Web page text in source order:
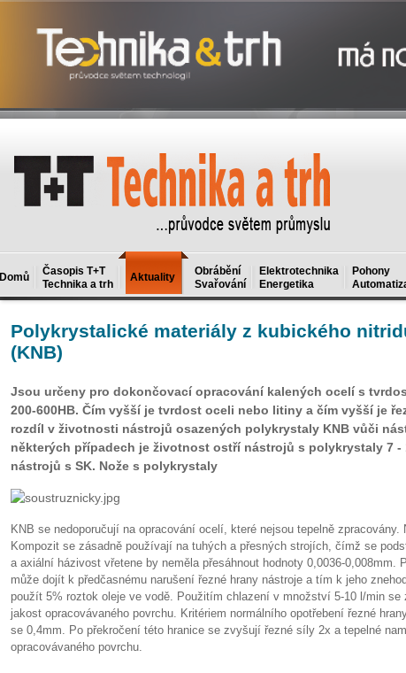
Domů
Časopis T+T
Technika a trh
Aktuality
Obrábění
Svařování
Elektrotechnika
Energetika
Pohony
Polykrystalické materiály z kubického
(KNB)
Jsou určeny pro dokončovací opracování kalených ocelí s
200-600HB. Čím vyšší je tvrdost oceli nebo litiny a čím vyšší je
rozdíl v životnosti nástrojů osazených polykrystaly KNB vůči
některých případech je životnost ostří nástrojů s polykrystaly 7
nástrojů s SK. Nože s polykrystaly
KNB se nedoporučují na opracování ocelí, které nejsou tepelně
Kompozit se zásadně používají na tuhých a přesných strojích, čímž se
a axiální házivost vřetene by neměla přesáhnout hodnoty 0,0036-0,008mm.
může dojít k předčasnému narušení řezné hrany nástroje a tím k jeho
použít 5% roztok oleje ve vodě. Použitím chlazení v množství 5-10 l/min
jakost opracovávaného povrchu. Kritériem normálního opotřebení řezné
se 0,4mm. Po překročení této hranice se zvyšují řezné síly 2x a tepelné
opracovávaného povrchu.